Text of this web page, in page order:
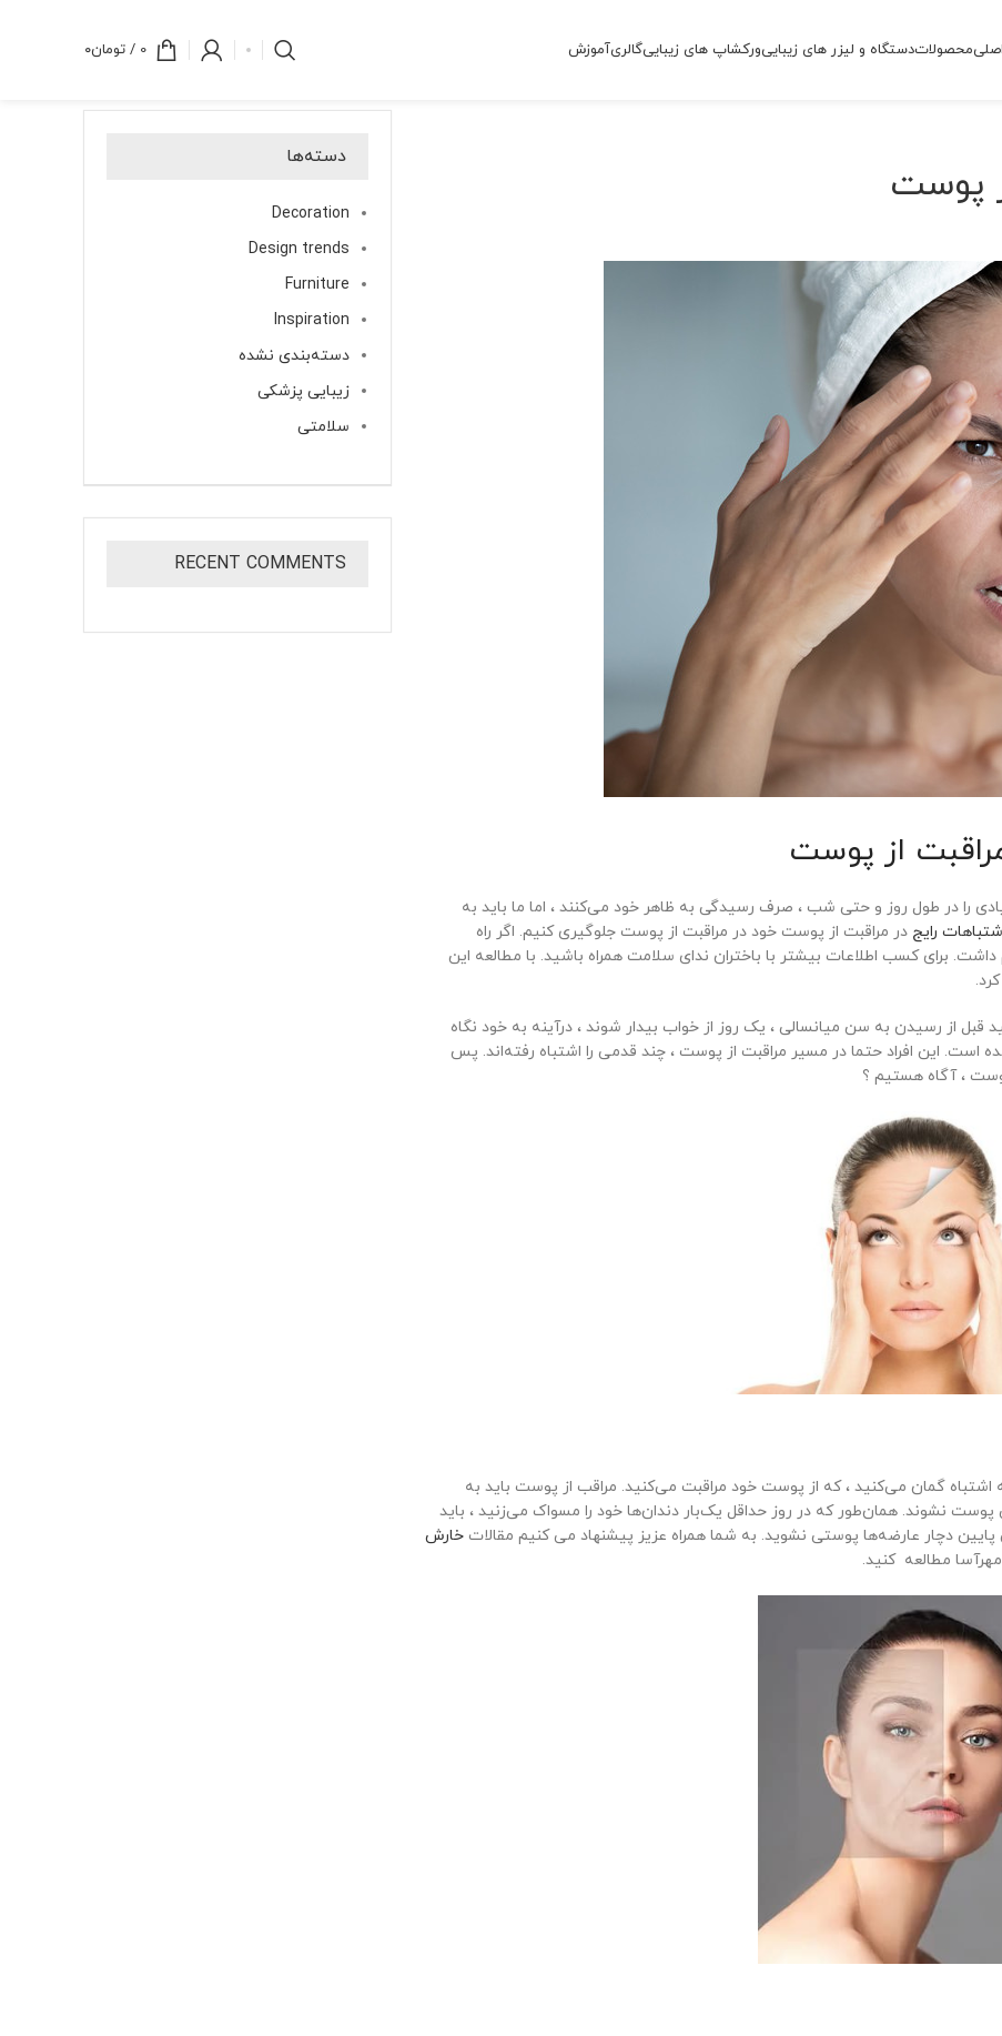
محصولاتدستگاه و لیزر های زیباییورکشاپ های زیباییگالریآموزش 0
/ تومان۰
پوست
از پوست
را در طول روز و حتی شب ، صرف رسیدگی به ظاهر خود می‌کنند ، اما ما باید به
رایج در مراقبت از پوست خود در مراقبت از پوست جلوگیری کنیم. اگر راه
برای کسب اطلاعات بیشتر با باختران ندای سلامت همراه باشید. با مطالعه این
از رسیدن به سن میانسالی ، یک روز از خواب بیدار شوند ، درآینه به خود نگاه
این افراد حتما در مسیر مراقبت از پوست ، چند قدمی را اشتباه رفته‌اند. پس
، آگاه هستیم ؟
گمان می‌کنید ، که از پوست خود مراقبت می‌کنید. مراقب از پوست باید به
نشوند. همان‌طور که در روز حداقل یک‌بار دندان‌ها خود را مسواک می‌زنید ، باید
دچار عارضه‌ها پوستی نشوید. به شما همراه عزیز پیشنهاد می کنیم مقالات خارش
مطالعه کنید.
دسته‌ها
Decoration
Design trends
Furniture
Inspiration
دسته‌بندی نشده
زیبایی پزشکی
سلامتی
RECENT COMMENTS